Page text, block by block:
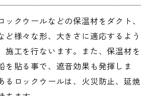
ックウールなどの保温材をダクト、
ど様々な形、大きさに適応するよう
施工を行ないます。また、保温材を
を貼る事で、遮音効果も発揮しま
るロックウールは、火災防止、延焼